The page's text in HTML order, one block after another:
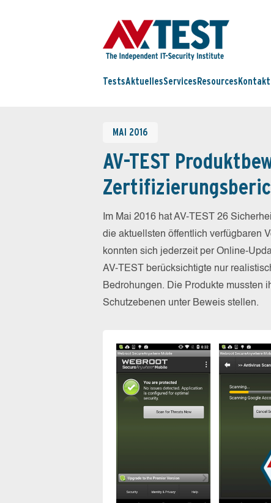
TestsAktuellesServices Resources Kontakt
MAI 2016
AV-TEST
Im Mai 2016 hat AV-TEST 26
die aktuellsten öffentlich verfügbaren
konnten sich jederzeit per Online-
AV-TEST berücksichtigte nur
Bedrohungen. Die Produkte mussten
Schutzebenen unter Beweis stellen.